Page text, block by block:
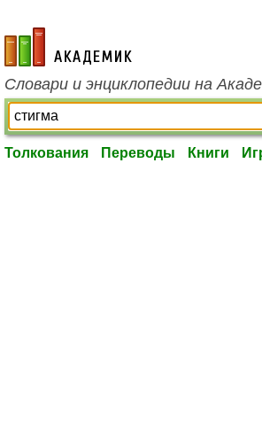
academic.ru
Словари и энциклопедии на
Толкования Переводы Книги